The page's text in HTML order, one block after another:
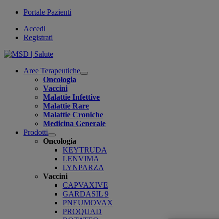
Portale Pazienti
Accedi
Registrati
Aree Terapeutiche
Open
Oncologia
Vaccini
Malattie Infettive
Malattie Rare
Malattie Croniche
Medicina Generale
Prodotti
Open
submenu
Oncologia
KEYTRUDA
LENVIMA
LYNPARZA
Vaccini
CAPVAXIVE
GARDASIL 9
PNEUMOVAX
PROQUAD